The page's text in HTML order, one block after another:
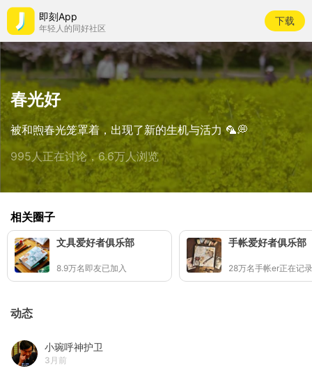
即刻App
年轻人的同好社区
下载
春光好
被和煦春光笼罩着，出现了新的生机与活力 🦜💭
995人正在讨论，6.6万人浏览
相关圈子
文具爱好者俱乐部
8.9万名即友已加入
手帐爱好者俱乐部
动态
小琬呼神护卫
3月前